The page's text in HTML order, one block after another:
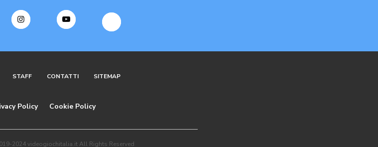
STAFF CONTATTI SITEMAP
Policy Cookie Policy
2024 videogiochitalia.it All Rights Reserved